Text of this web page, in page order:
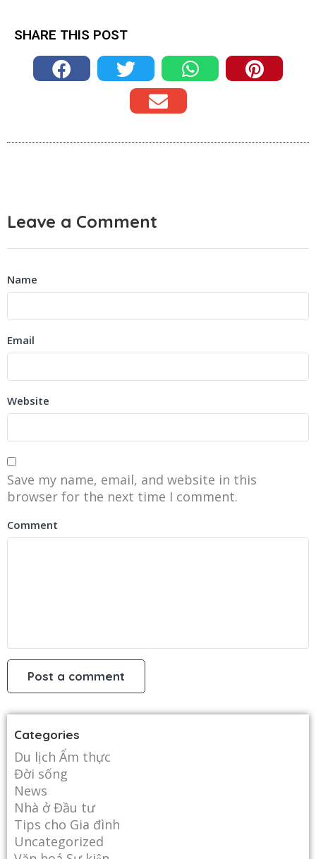
SHARE THIS POST
Leave a Comment
Name
Email
Website
Save my name, email, and website in this
browser for the next time I comment.
Comment
Categories
Du lịch Ẩm thực
Đời sống
News
Nhà ở Đầu tư
Tips cho Gia đình
Uncategorized